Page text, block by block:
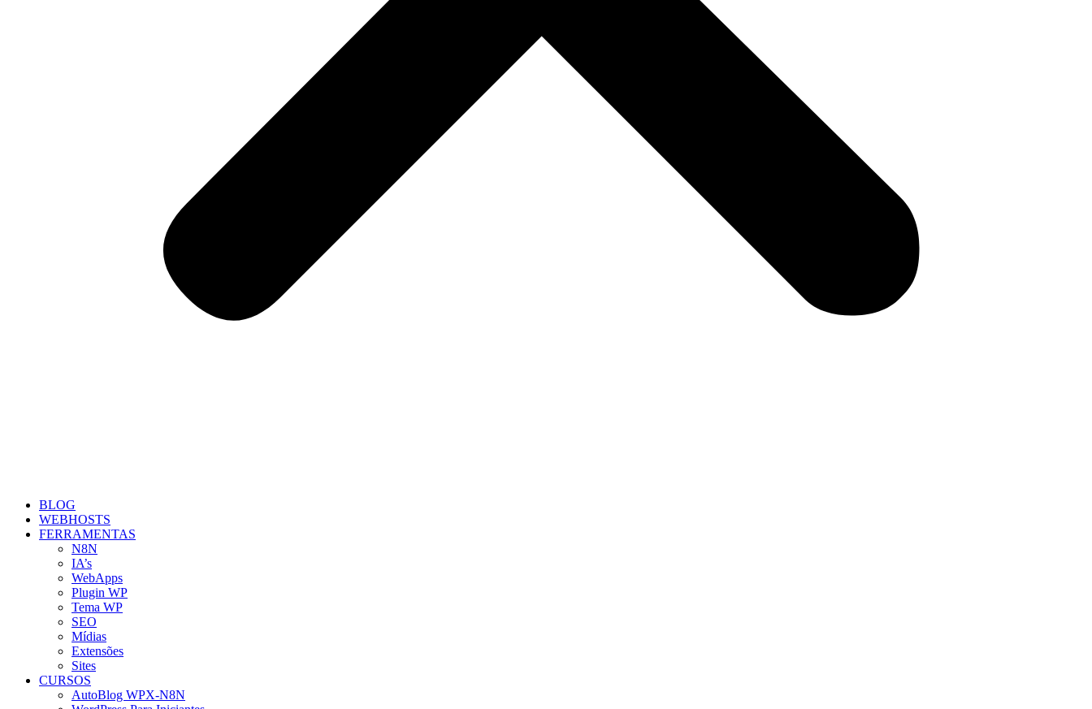
BLOG
WEBHOSTS
FERRAMENTAS
N8N
IA’s
WebApps
Plugin WP
Tema WP
SEO
Mídias
Extensões
Sites
CURSOS
AutoBlog WPX-N8N